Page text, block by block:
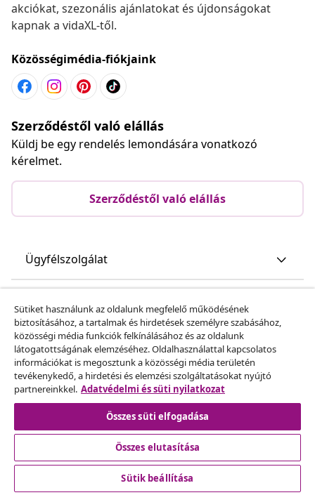
akciókat, szezonális ajánlatokat és újdonságokat
kapnak a vidaXL-től.
Közösségimédia-fiókjaink
Szerződéstől való elállás
Küldj be egy rendelés lemondására vonatkozó
kérelmet.
Szerződéstől való elállás
Ügyfélszolgálat
vidaXL
Fedezz fel többet
Sütiket használunk az oldalunk megfelelő működésének
biztosításához, a tartalmak és hirdetések személyre szabásához,
közösségi média funkciók felkínálásához és az oldalunk
látogatottságának elemzéséhez. Oldalhasználattal kapcsolatos
információkat is megosztunk a közösségi média területén
tevékenykedő, a hirdetési és elemzési szolgáltatásokat nyújtó
partnereinkkel. Adatvédelmi és süti nyilatkozat
Összes süti elfogadása
Összes elutasítása
Sütik beállítása